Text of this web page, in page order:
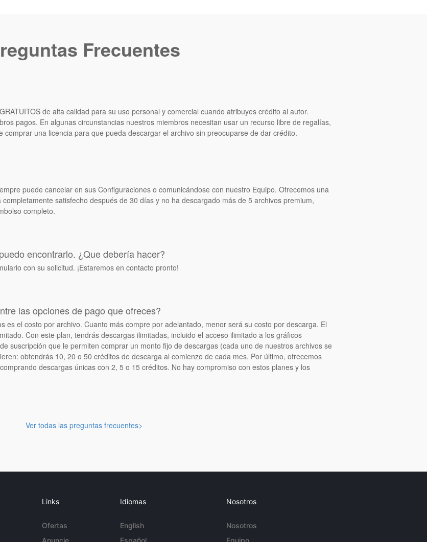
Frecuentes
de alta calidad para su uso personal y comercial cuando atribuyes crédito al autor.
pagos. En algunas circunstancias nuestros miembros necesitan usar un recurso libre de regalías,
una licencia para que pueda descargar el archivo sin preocuparse de dar crédito.
puede cancelar en sus Configuraciones o comunicándose con nuestro Equipo. Ofrecemos una
satisfecho después de 30 días y no ha descargado más de 5 archivos premium,
completo.
encontrarlo. ¿Que debería hacer?
con su solicitud. ¡Estaremos en contacto pronto!
las opciones de pago que ofreces?
es el costo por archivo. Cuanto más compre por adelantado, menor será su costo por descarga. El
Con este plan, tendrás descargas ilimitadas, incluido el acceso ilimitado a los gráficos
suscripción que le permiten comprar un monto fijo de descargas (cada uno de nuestros archivos se
obtendrás 10, 20 o 50 créditos de descarga al comienzo de cada mes. Por último, ofrecemos
descargas únicas con 2, 5 o 15 créditos. No hay compromiso con estos planes y los
Ver todas las preguntas frecuentes>
Links
Ofertas
Anuncie
Idiomas
English
Español
Nosotros
Nosotros
Equipo